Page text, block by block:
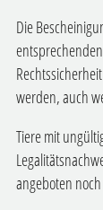
Die
werden, auch
Tiere mit
angeboten